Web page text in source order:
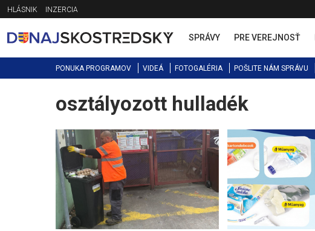
Jump
to
navigation
HLÁSNIK INZERCIA
SPRÁVY PRE VEREJNOSŤ
PONUKA PROGRAMOV VIDEÁ FOTOGALÉRIA POŠLITE NÁM SPRÁVU
to
osztályozott hulladék